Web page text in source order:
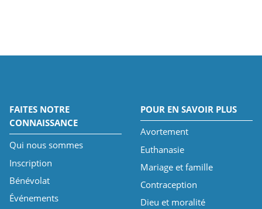
FAITES NOTRE
CONNAISSANCE
Qui nous sommes
Inscription
Bénévolat
Événements
POUR EN SAVOIR PLUS
Avortement
Euthanasie
Mariage et famille
Contraception
Dieu et moralité